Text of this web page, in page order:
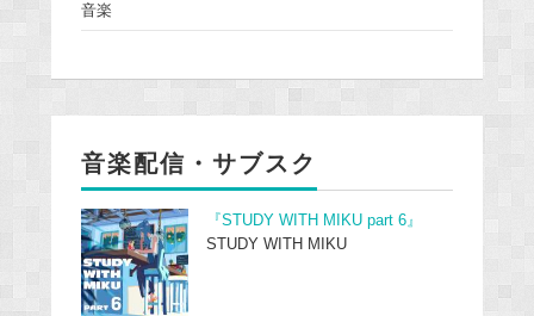
音楽
音楽配信・サブスク
『STUDY WITH MIKU part 6』
STUDY WITH MIKU